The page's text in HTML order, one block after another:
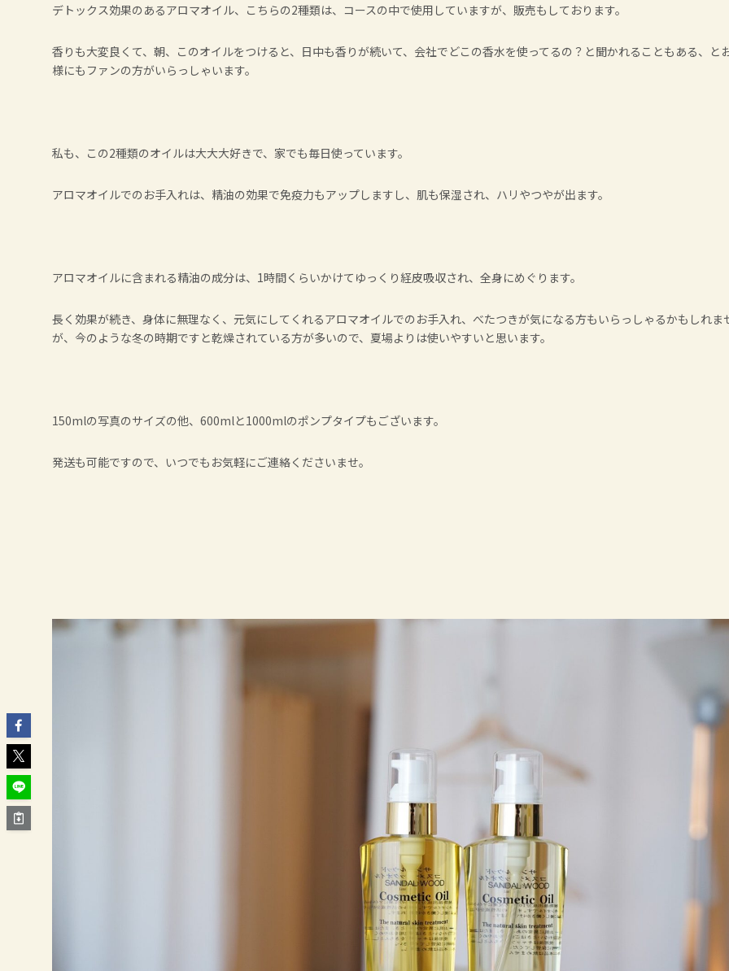
デトックス効果のあるアロマオイル、こちらの2種類は、コースの中で使用していますが、販売もしております。
香りも大変良くて、朝、このオイルをつけると、日中も香りが続いて、会社でどこの香水を使ってるの？と聞かれることもある、と
様にもファンの方がいらっしゃいます。
私も、この2種類のオイルは大大大好きで、家でも毎日使っています。
アロマオイルでのお手入れは、精油の効果で免疫力もアップしますし、肌も保湿され、ハリやつやが出ます。
アロマオイルに含まれる精油の成分は、1時間くらいかけてゆっくり経皮吸収され、全身にめぐります。
長く効果が続き、身体に無理なく、元気にしてくれるアロマオイルでのお手入れ、べたつきが気になる方もいらっしゃるかもしれま
が、今のような冬の時期ですと乾燥されている方が多いので、夏場よりは使いやすいと思います。
150mlの写真のサイズの他、600mlと1000mlのポンプタイプもございます。
発送も可能ですので、いつでもお気軽にご連絡くださいませ。